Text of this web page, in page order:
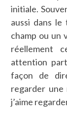
initiale.
aussi dans le
champ ou un
réellement
attention
façon de
regarder une
j’aime